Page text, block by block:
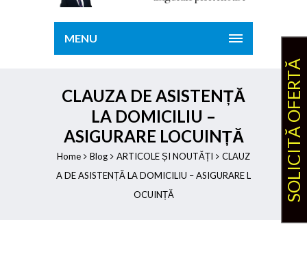
MENU
CLAUZA DE ASISTENȚĂ
LA DOMICILIU –
ASIGURARE LOCUINȚĂ
Home Blog ARTICOLE ȘI NOUTĂȚI
CLAUZ
A DE ASISTENȚĂ LA DOMICILIU – ASIGURARE L
OCUINȚĂ
SOLICITĂ OFERTĂ